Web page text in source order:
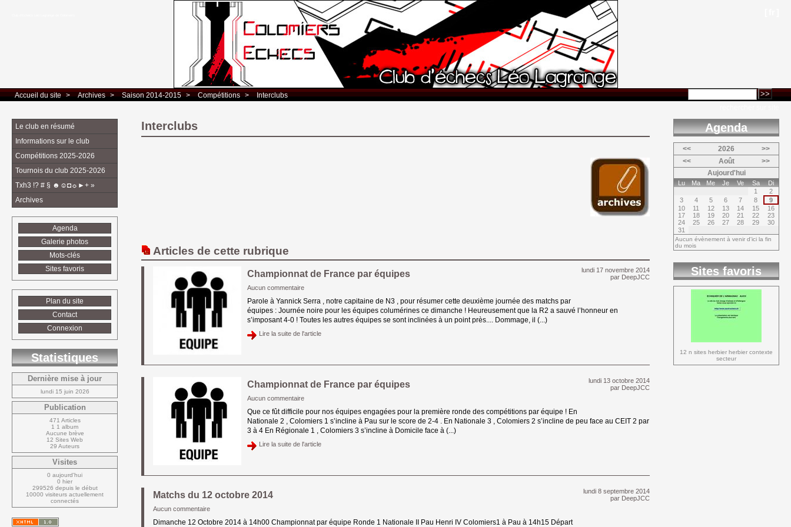
Accueil du site > Archives > Saison 2014-2015 > Compétitions > Interclubs
Interclubs
Articles de cette rubrique
lundi 17 novembre 2014
par DeepJCC
Championnat de France par équipes
Aucun commentaire
Parole à Yannick Serra , notre capitaine de N3 , pour résumer cette deuxième journée des matchs par
équipes : Journée noire pour les équipes columérines ce dimanche ! Heureusement que la R2 a sauvé l’honneur en
s’imposant 4-0 ! Toutes les autres équipes se sont inclinées à un point près.... Dommage, il (...)
Lire la suite de l'article
lundi 13 octobre 2014
par DeepJCC
Championnat de France par équipes
Aucun commentaire
Que ce fût difficile pour nos équipes engagées pour la première ronde des compétitions par équipe ! En
Nationale 2 , Colomiers 1 s’incline à Pau sur le score de 2-4 . En Nationale 3 , Colomiers 2 s’incline de peu face au CEIT 2 par
3 à 4 En Régionale 1 , Colomiers 3 s’incline à Domicile face à (...)
Lire la suite de l'article
lundi 8 septembre 2014
par DeepJCC
Matchs du 12 octobre 2014
Aucun commentaire
Dimanche 12 Octobre 2014 à 14h00 Championnat par équipe Ronde 1 Nationale II Pau Henri IV Colomiers1 à Pau à 14h15 Départ
Le club en résumé
Informations sur le club
Compétitions 2025-2026
Tournois du club 2025-2026
Txh3 !? # § ☻☺◘☼►+ »
Archives
Agenda
Galerie photos
Mots-clés
Sites favoris
Plan du site
Contact
Connexion
Statistiques
Dernière mise à jour
lundi 15 juin 2026
Publication
471 Articles
1 1 album
Aucune brève
12 Sites Web
29 Auteurs
Visites
0 aujourd'hui
0 hier
299526 depuis le début
10000 visiteurs actuellement
connectés
Agenda
<< 2026
>>
<<
Août
>>
Aujourd'hui
Lu Ma Me Je Ve Sa
Di
1
2
3
4 5 6 7 8
9
10
11 12 13 14 15
16
17
18 19 20 21 22
23
24
25 26 27 28 29
30
31
Aucun évènement à venir d'ici la fin
du mois
Sites favoris
12 n sites herbier herbier contexte
secteur